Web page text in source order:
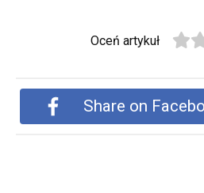
Oceń artykuł
Share on